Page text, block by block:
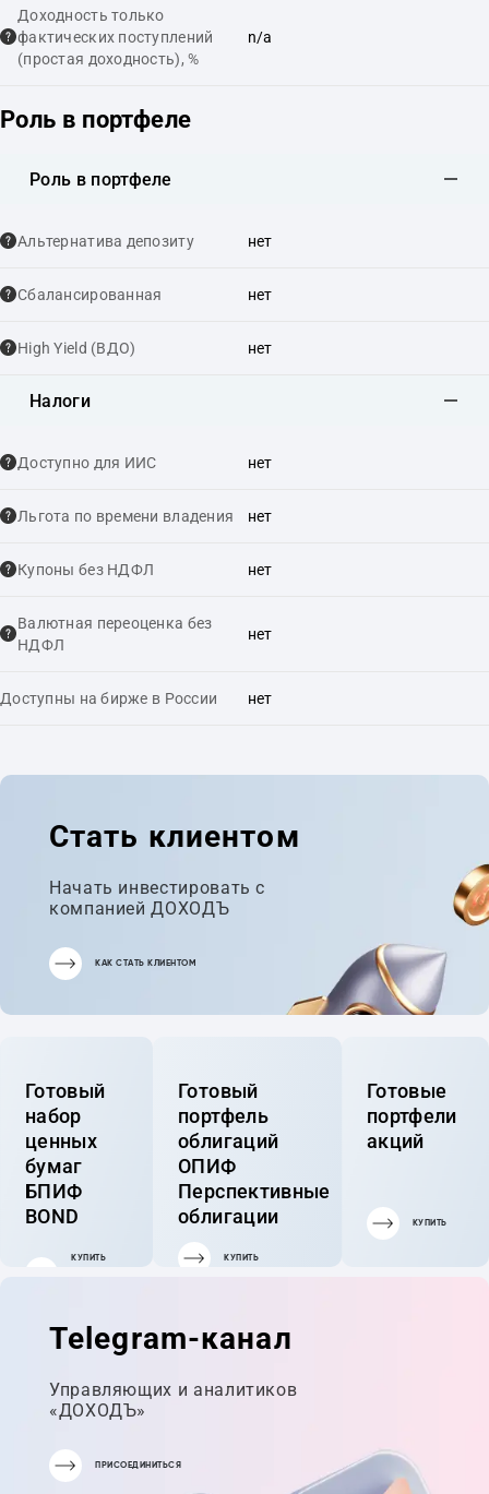
Доходность только
фактических поступлений
(простая доходность), %
n/a
Роль в портфеле
Роль в портфеле
Альтернатива депозиту нет
Сбалансированная нет
High Yield (ВДО) нет
Налоги
Доступно для ИИС нет
Льгота по времени владения нет
Купоны без НДФЛ нет
Валютная переоценка без
НДФЛ
нет
Доступны на бирже в России нет
Стать клиентом
Начать инвестировать с
компанией ДОХОДЪ
КАК СТАТЬ КЛИЕНТОМ
Готовый
набор
ценных
бумаг
БПИФ
BOND
КУПИТЬ
Готовый
портфель
облигаций
ОПИФ
Перспективные
облигации
КУПИТЬ
Готовые
портфели
акций
КУПИТЬ
Telegram-канал
Управляющих и аналитиков
«ДОХОДЪ»
ПРИСОЕДИНИТЬСЯ